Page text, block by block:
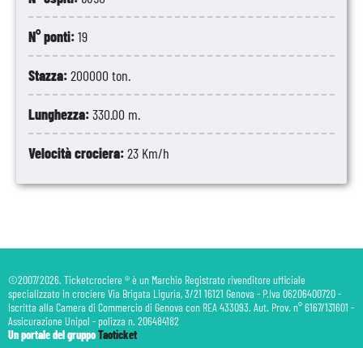
N° ponti:19
Stazza:200000 ton.
Lunghezza:330.00 m.
Velocità crociera:23 Km/h
©2007/2026. Ticketcrociere ® è un Marchio Registrato rivenditore ufficiale
specializzato in crociere Via Brigata Liguria, 3/21 16121 Genova - P.Iva 06206400720 -
Iscritta alla Camera di Commercio di Genova con REA 433093. Aut. Prov. n° 6167/131601 -
Assicurazione Unipol - polizza n. 206484182
Un portale del gruppoTaoticket